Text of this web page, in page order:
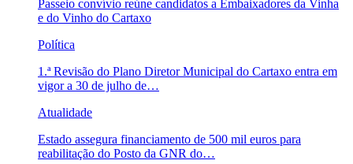
Passeio convívio reúne candidatos a Embaixadores da Vinha
e do Vinho do Cartaxo
Política
1.ª Revisão do Plano Diretor Municipal do Cartaxo entra em
vigor a 30 de julho de…
Atualidade
Estado assegura financiamento de 500 mil euros para
reabilitação do Posto da GNR do…